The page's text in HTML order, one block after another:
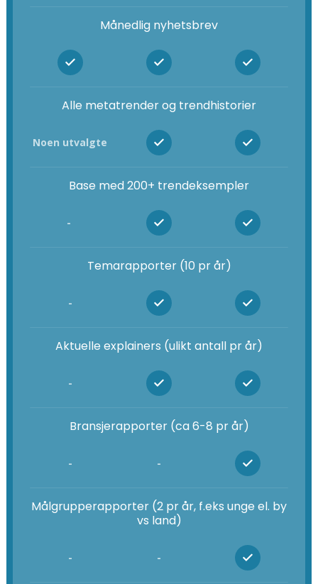
Månedlig nyhetsbrev
Alle metatrender og trendhistorier
Noen utvalgte
Base med 200+ trendeksempler
-
Temarapporter (10 pr år)
-
Aktuelle explainers (ulikt antall pr år)
-
Bransjerapporter (ca 6-8 pr år)
- -
Målgrupperapporter (2 pr år, f.eks unge el. by
vs land)
- -